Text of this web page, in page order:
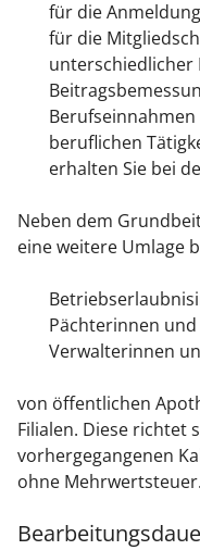
für die
für die
unterschiedlicher
beruflichen
erhalten Sie bei
Neben dem
eine weitere Umlage
Pächterinnen
Verwalterinnen
von öffentlichen
Filialen. Diese richtet
vorhergegangenen
ohne Mehrwertsteuer.